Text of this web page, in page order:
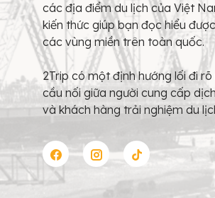
các địa điểm du lịch của Việt
kiến thức giúp bạn đọc hiểu
các vùng miền trên toàn quốc.
2Trip có một định hướng lối đi rõ
cầu nối giữa người cung cấp
và khách hàng trải nghiệm du